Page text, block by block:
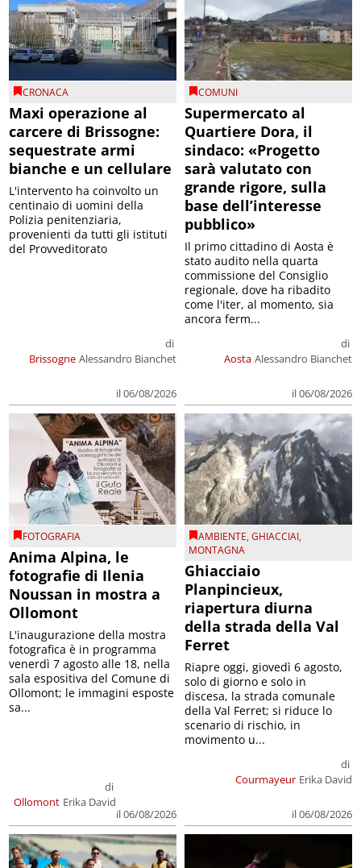
CRONACA
Maxi operazione al
carcere di Brissogne:
sequestrate armi
bianche e un cellulare
Brissogne
di
Alessandro Bianchet
il 06/08/2026
L'intervento ha coinvolto un
centinaio di uomini della
Polizia penitenziaria,
provenienti da tutti gli istituti
del Provveditorato
COMUNI
Supermercato al
Quartiere Dora, il
sindaco: «Progetto
sarà valutato con
grande rigore, sulla
base dell’interesse
pubblico»
Aosta
di
Alessandro Bianchet
il 06/08/2026
Il primo cittadino di Aosta è
stato audito nella quarta
commissione del Consiglio
regionale, dove ha ribadito
come l'iter, al momento, sia
ancora ferm...
FOTOGRAFIA
Anima Alpina, le
fotografie di Ilenia
Noussan in mostra a
Ollomont
Ollomont
di
Erika David
il 06/08/2026
L'inaugurazione della mostra
fotografica è in programma
venerdì 7 agosto alle 18, nella
sala espositiva del Comune di
Ollomont; le immagini esposte
sa...
AMBIENTE,GHIACCIAI,
MONTAGNA
Ghiacciaio
Planpincieux,
riapertura diurna
della strada della Val
Ferret
Courmayeur
di
Erika David
il 06/08/2026
Riapre oggi, giovedì 6 agosto,
solo di giorno e solo in
discesa, la strada comunale
della Val Ferret; si riduce lo
scenario di rischio, in
movimento u...